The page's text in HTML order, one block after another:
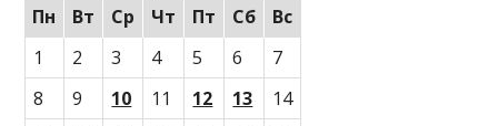
Пн
Вт Ср Чт Пт Сб
Вс
1
2 3 4 5 6
7
8
9 10 11 12 13
14